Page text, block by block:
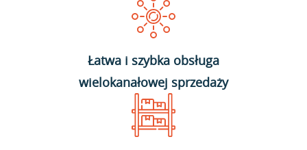
Łatwa i szybka obsługa
wielokanałowej sprzedaży